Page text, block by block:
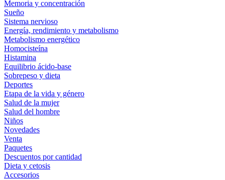
Memoria y concentración
Sueño
Sistema nervioso
Energía, rendimiento y metabolismo
Metabolismo energético
Homocisteína
Histamina
Equilibrio ácido-base
Sobrepeso y dieta
Deportes
Etapa de la vida y género
Salud de la mujer
Salud del hombre
Niños
Novedades
Venta
Paquetes
Descuentos por cantidad
Dieta y cetosis
Accesorios